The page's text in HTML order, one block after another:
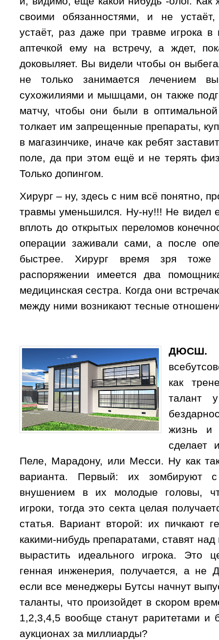
своими обязанностями, и не
устаёт, раз даже при травме игрока
аптечкой ему на встречу, а ждет,
доковыляет. Вы видели чтобы он
не только занимается лечением
сухожилиями и мышцами, он также
матчу, чтобы они были в
толкает им запрещенные препараты,
в магазинчике, иначе как ребят
поле, да при этом ещё и не терять
Только допингом.
Хирург – ну, здесь с ним всё понятно,
травмы уменьшился. Ну-ну!!! Не видел
вплоть до открытых переломов
операции заживали сами, а после
быстрее. Хирург время зря
распоряжении имеется два
медицинская сестра. Когда они
между ними возникают тесные
как
талант
жизнь и
сделает
Пеле, Марадону, или Месси. Ну как
варианта. Первый: их зомбируют
внушением в их молодые головы,
игроки, тогда это секта целая
статья. Вариант второй: их пичкают
какими-нибудь препаратами, ставят
вырастить идеального игрока. Это
генная инженерия, получается, а
если все менеджеры Бутсы начнут
таланты, что произойдет в скором
1,2,3,4,5 вообще станут раритетами и
аукционах за миллиарды?